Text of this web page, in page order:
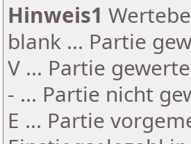
Hinweis1
blank ... Partie
V ... Partie
- ... Partie nicht
E ... Partie